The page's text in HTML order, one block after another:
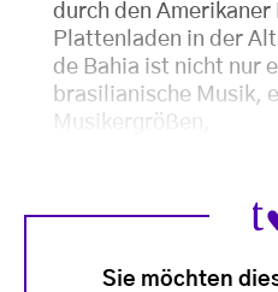
durch den Amerikaner
Plattenladen in der
de Bahia ist nicht nur
brasilianische Musik,
Musikergrößen,
Sie möchten